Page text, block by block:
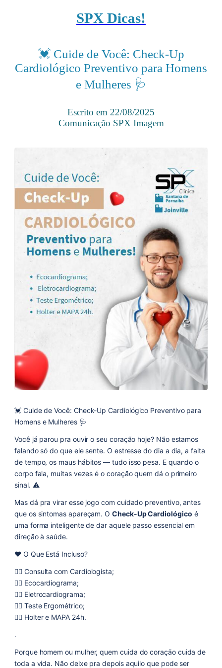
SPX Dicas!
💓 Cuide de Você: Check-Up
Cardiológico Preventivo para Homens
e Mulheres 🩺
Escrito em 22/08/2025
Comunicação SPX Imagem
💓 Cuide de Você: Check-Up Cardiológico Preventivo para
Homens e Mulheres 🩺
Você já parou pra ouvir o seu coração hoje? Não estamos
falando só do que ele sente. O estresse do dia a dia, a falta
de tempo, os maus hábitos — tudo isso pesa. E quando o
corpo fala, muitas vezes é o coração quem dá o primeiro
sinal. ⚠️
Mas dá pra virar esse jogo com cuidado preventivo, antes
que os sintomas apareçam. OCheck-Up Cardiológico é
uma forma inteligente de dar aquele passo essencial em
direção à saúde.
❤️ O Que Está Incluso?
👉🏼 Consulta com Cardiologista;
👉🏼 Ecocardiograma;
👉🏼 Eletrocardiograma;
👉🏼 Teste Ergométrico;
👉🏼 Holter e MAPA 24h.
.
Porque homem ou mulher, quem cuida do coração cuida de
toda a vida. Não deixe pra depois aquilo que pode ser